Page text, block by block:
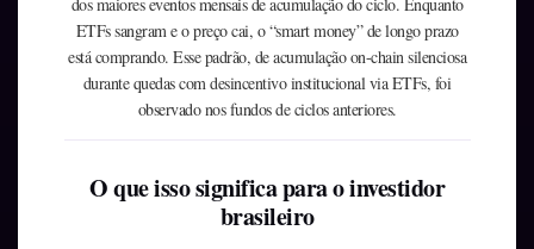
ETFs sangram e o preço cai, o “smart money” de longo prazo
está comprando. Esse padrão, de acumulação on-chain silenciosa
durante quedas com desincentivo institucional via ETFs, foi
observado nos fundos de ciclos anteriores.
O que isso significa para o investidor
brasileiro